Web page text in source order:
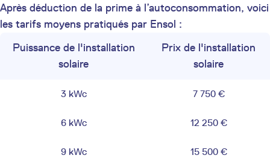
Après déduction de la prime à l’autoconsommation, voici
les tarifs moyens pratiqués par Ensol :
Puissance de l'installation
solaire
Prix de l'installation
solaire
3 kWc 7 750 €
6 kWc 12 250 €
9 kWc 15 500 €